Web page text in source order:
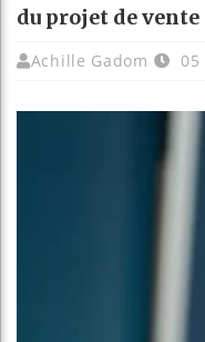
du projet de vente
Achille Gadom 05